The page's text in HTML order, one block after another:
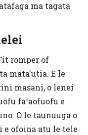
ma tagata
romper of
mata'utia. E le
masani, o lenei
faʻaofuofu e
O le taunuuga o
e ofoina atu le tele